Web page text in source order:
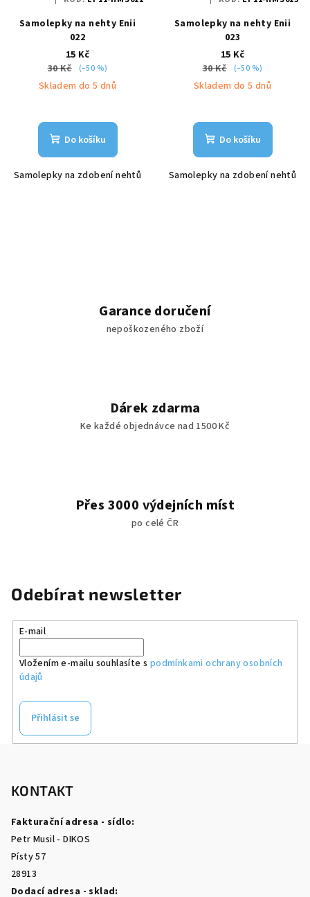
Samolepky na nehty Enii
022
15 Kč
30 Kč
(–50 %)
Skladem do 5 dnů
Do košíku
Samolepky na zdobení nehtů
Samolepky na nehty Enii
023
15 Kč
30 Kč
(–50 %)
Skladem do 5 dnů
Do košíku
Samolepky na zdobení nehtů
Garance doručení
nepoškozeného zboží
Dárek zdarma
Ke každé objednávce nad 1500 Kč
Přes 3000 výdejních míst
po celé ČR
Odebírat newsletter
E-mail
Vložením e-mailu souhlasíte s podmínkami ochrany osobních
údajů
Přihlásit se
KONTAKT
Fakturační adresa - sídlo:
Petr Musil - DIKOS
Písty 57
28913
Dodací adresa - sklad: